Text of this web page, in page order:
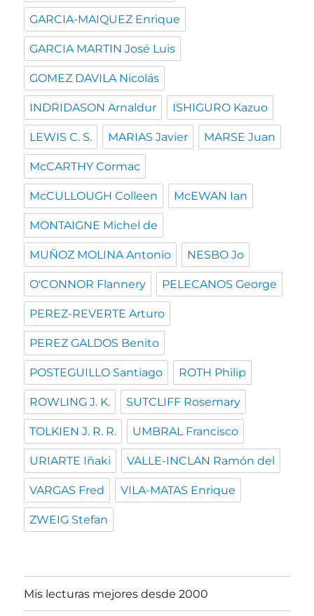
GARCIA-MAIQUEZ Enrique
GARCIA MARTIN José Luis
GOMEZ DAVILA Nicolás
INDRIDASON Arnaldur ISHIGURO Kazuo
LEWIS C. S. MARIAS Javier MARSE Juan
McCARTHY Cormac
McCULLOUGH Colleen McEWAN Ian
MONTAIGNE Michel de
MUÑOZ MOLINA Antonio NESBO Jo
O'CONNOR Flannery PELECANOS George
PEREZ-REVERTE Arturo
PEREZ GALDOS Benito
POSTEGUILLO Santiago ROTH Philip
ROWLING J. K. SUTCLIFF Rosemary
TOLKIEN J. R. R. UMBRAL Francisco
URIARTE Iñaki VALLE-INCLAN Ramón del
VARGAS Fred VILA-MATAS Enrique
ZWEIG Stefan
Mis lecturas mejores desde 2000